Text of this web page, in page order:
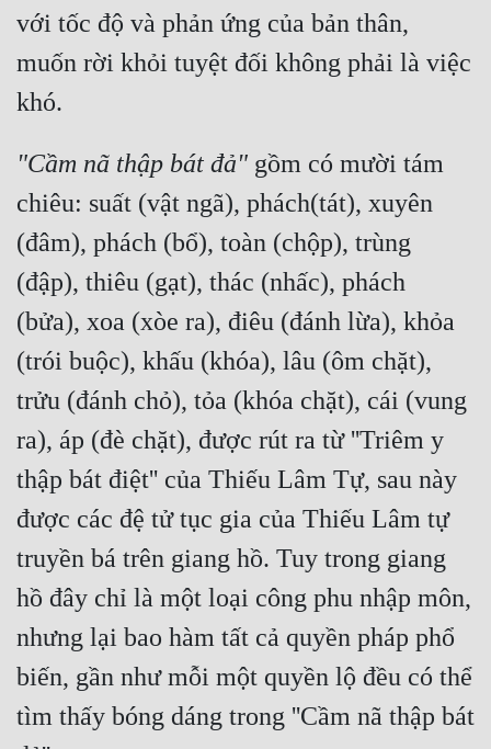
Phương Tây
Phản Phái
Quan Trường
Quân Sự
Sảng Văn
Sắc
Sủng
Thanh Xuân
Tiên Hiệp
Tiểu Thuyết
Triều Đấu
Trùng Sinh
Trọng Sinh
Tu Chân
Tu Tiên
Tội Phạm
với tốc độ và phản ứng của bản thân,
muốn rời khỏi tuyệt đối không phải là việc
khó.
"Cầm nã thập bát đả" gồm có mười tám
chiêu: suất (vật ngã), phách(tát), xuyên
(đâm), phách (bổ), toàn (chộp), trùng
(đập), thiêu (gạt), thác (nhấc), phách
(bửa), xoa (xòe ra), điêu (đánh lừa), khỏa
(trói buộc), khấu (khóa), lâu (ôm chặt),
trửu (đánh chỏ), tỏa (khóa chặt), cái (vung
ra), áp (đè chặt), được rút ra từ ''Triêm y
thập bát điệt'' của Thiếu Lâm Tự, sau này
được các đệ tử tục gia của Thiếu Lâm tự
truyền bá trên giang hồ. Tuy trong giang
hồ đây chỉ là một loại công phu nhập môn,
nhưng lại bao hàm tất cả quyền pháp phổ
biến, gần như mỗi một quyền lộ đều có thể
tìm thấy bóng dáng trong ''Cầm nã thập bát